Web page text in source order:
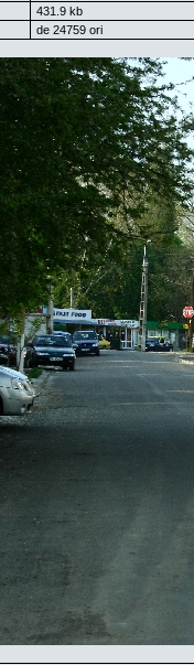
431.9 kb
de 24759 ori